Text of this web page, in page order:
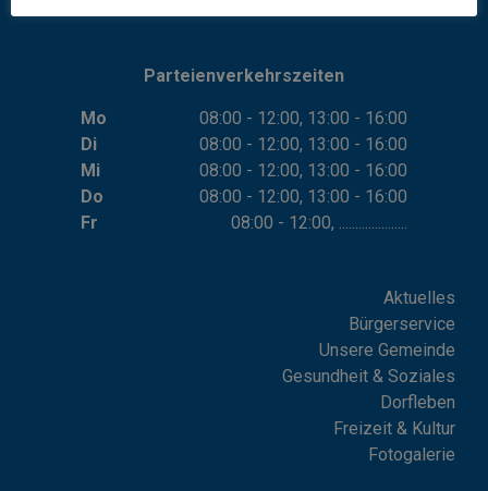
Parteienverkehrszeiten
Mo
08:00 - 12:00, 13:00 - 16:00
Di
08:00 - 12:00, 13:00 - 16:00
Mi
08:00 - 12:00, 13:00 - 16:00
Do
08:00 - 12:00, 13:00 - 16:00
Fr
08:00 - 12:00, .....................
Aktuelles
Bürgerservice
Unsere Gemeinde
Gesundheit & Soziales
Dorfleben
Freizeit & Kultur
Fotogalerie